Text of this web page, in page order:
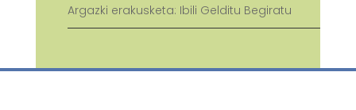
Argazki erakusketa: Ibili Gelditu Begiratu